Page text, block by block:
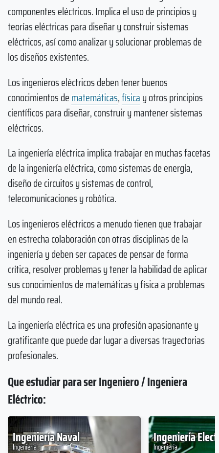
componentes eléctricos. Implica el uso de principios y
teorías eléctricas para diseñar y construir sistemas
eléctricos, así como analizar y solucionar problemas de
los diseños existentes.
Los ingenieros eléctricos deben tener buenos
conocimientos dematemáticas,físicay otros principios
científicos para diseñar, construir y mantener sistemas
eléctricos.
La ingeniería eléctrica implica trabajar en muchas facetas
de la ingeniería eléctrica, como sistemas de energía,
diseño de circuitos y sistemas de control,
telecomunicaciones y robótica.
Los ingenieros eléctricos a menudo tienen que trabajar
en estrecha colaboración con otras disciplinas de la
ingeniería y deben ser capaces de pensar de forma
crítica, resolver problemas y tener la habilidad de aplicar
sus conocimientos de matemáticas y física a problemas
del mundo real.
La ingeniería eléctrica es una profesión apasionante y
gratificante que puede dar lugar a diversas trayectorias
profesionales.
Que estudiar para ser Ingeniero / Ingeniera
Eléctrico:
Ingeniería Naval
Ingeniería
Ingeniería
Ingeniería